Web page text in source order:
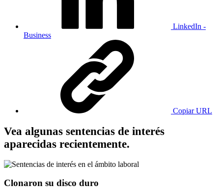
LinkedIn -
Business
Copiar URL
Vea algunas sentencias de interés
aparecidas recientemente.
Clonaron su disco duro